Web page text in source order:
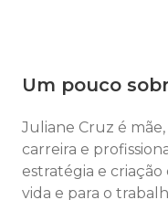
Um pouco
Juliane Cruz é
carreira e
estratégia e criação
vida e para o